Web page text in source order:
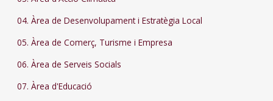
04. Àrea de Desenvolupament i Estratègia Local
05. Àrea de Comerç, Turisme i Empresa
06. Àrea de Serveis Socials
07. Àrea d'Educació